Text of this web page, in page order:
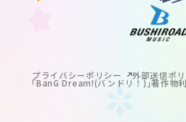
プライバシーポリシー 外部送信ポ
｢BanG Dream!(バンドリ！)｣著作物